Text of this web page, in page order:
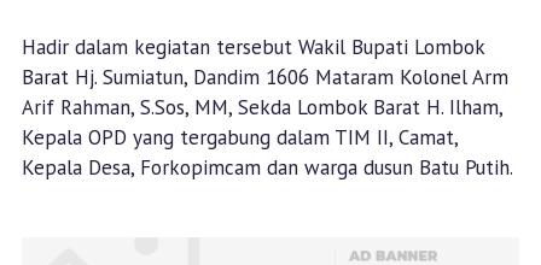
Hadir dalam kegiatan tersebut Wakil Bupati Lombok
Barat Hj. Sumiatun, Dandim 1606 Mataram Kolonel Arm
Arif Rahman, S.Sos, MM, Sekda Lombok Barat H. Ilham,
Kepala OPD yang tergabung dalam TIM II, Camat,
Kepala Desa, Forkopimcam dan warga dusun Batu Putih.